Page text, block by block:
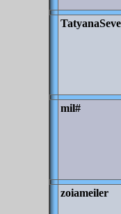
mil#
zoiameiler